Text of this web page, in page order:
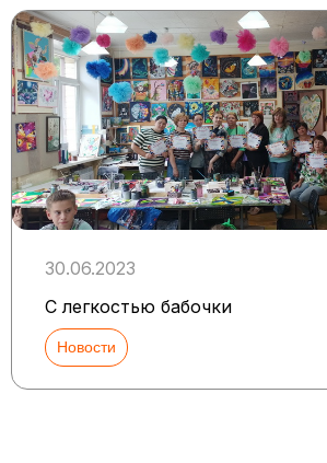
30.06.2023
С легкостью бабочки
Новости